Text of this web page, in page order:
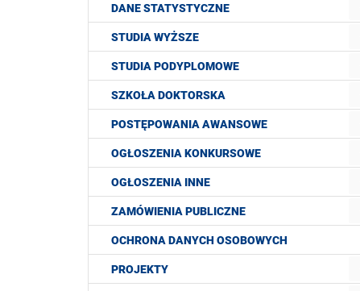
DANE STATYSTYCZNE
STUDIA WYŻSZE
STUDIA PODYPLOMOWE
SZKOŁA DOKTORSKA
POSTĘPOWANIA AWANSOWE
OGŁOSZENIA KONKURSOWE
OGŁOSZENIA INNE
ZAMÓWIENIA PUBLICZNE
OCHRONA DANYCH OSOBOWYCH
PROJEKTY